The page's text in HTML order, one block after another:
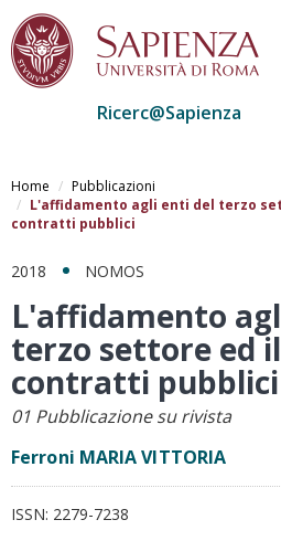
al
contenuto
principale
Ricerc@Sapienza
Home
Pubblicazioni
L'affidamento agli enti del terzo
contratti pubblici
2018 NOMOS
L'affidamento
terzo settore ed
contratti pubblici
01 Pubblicazione su rivista
Ferroni MARIA VITTORIA
ISSN: 2279-7238